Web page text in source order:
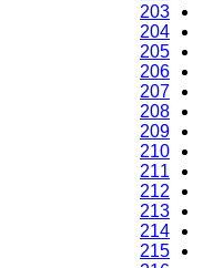
203
204
205
206
207
208
209
210
211
212
213
214
215